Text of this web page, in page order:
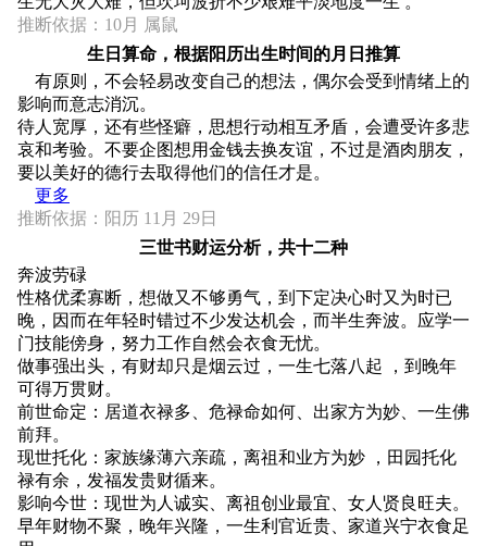
推断依据：10月 属鼠
生日算命，根据阳历出生时间的月日推算
有原则，不会轻易改变自己的想法，偶尔会受到情绪上的
影响而意志消沉。
待人宽厚，还有些怪癖，思想行动相互矛盾，会遭受许多悲
哀和考验。不要企图想用金钱去换友谊，不过是酒肉朋友，
要以美好的德行去取得他们的信任才是。
更多
推断依据：阳历 11月 29日
三世书财运分析，共十二种
奔波劳碌
性格优柔寡断，想做又不够勇气，到下定决心时又为时已
晚，因而在年轻时错过不少发达机会，而半生奔波。应学一
门技能傍身，努力工作自然会衣食无忧。
做事强出头，有财却只是烟云过，一生七落八起 ，到晚年
可得万贯财。
前世命定：居道衣禄多、危禄命如何、出家方为妙、一生佛
前拜。
现世托化：家族缘薄六亲疏，离祖和业方为妙 ，田园托化
禄有余，发福发贵财循来。
影响今世：现世为人诚实、离祖创业最宜、女人贤良旺夫。
早年财物不聚，晚年兴隆，一生利官近贵、家道兴宁衣食足